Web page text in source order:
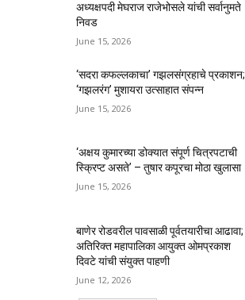
अध्यक्षपदी मेघराज राजेभोसले यांची सर्वानुमते
निवड
June 15, 2026
‘सदरा कफल्लकाचा’ गझलसंग्रहाचे प्रकाशन;
‘गझलरंग’ मुशायरा उत्साहात संपन्न
June 15, 2026
‘अक्षय कुमारच्या डोक्यात संपूर्ण चित्रपटाची
स्क्रिप्ट असते’ – तुषार कपूरचा मोठा खुलासा
June 15, 2026
बाणेर रोडवरील पावसाळी पूर्वतयारीचा आढावा;
अतिरिक्त महापालिका आयुक्त ओमप्रकाश
दिवटे यांची संयुक्त पाहणी
June 12, 2026